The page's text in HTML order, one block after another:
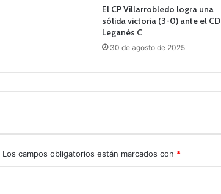
El CP Villarrobledo logra una
sólida victoria (3-0) ante el CD
Leganés C
30 de agosto de 2025
Los campos obligatorios están marcados con *